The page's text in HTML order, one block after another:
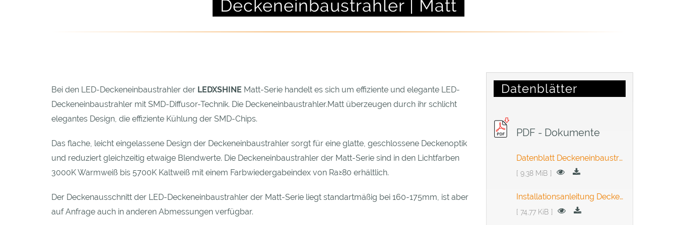
Deckeneinbaustrahler | Matt
Bei den LED-Deckeneinbaustrahler der LEDXSHINE Matt-Serie handelt es sich um effiziente und elegante LED-
Deckeneinbaustrahler mit SMD-Diffusor-Technik. Die Deckeneinbaustrahler.Matt überzeugen durch ihr schlicht
elegantes Design, die effiziente Kühlung der SMD-Chips.
Das flache, leicht eingelassene Design der Deckeneinbaustrahler sorgt für eine glatte, geschlossene Deckenoptik
und reduziert gleichzeitig etwaige Blendwerte. Die Deckeneinbaustrahler der Matt-Serie sind in den Lichtfarben
3000K Warmweiß bis 5700K Kaltweiß mit einem Farbwiedergabeindex von Ra≥80 erhältlich.
Der Deckenausschnitt der LED-Deckeneinbaustrahler der Matt-Serie liegt standartmäßig bei 160-175mm, ist aber
auf Anfrage auch in anderen Abmessungen verfügbar.
Datenblätter
PDF - Dokumente
Datenblatt Deckeneinbaustrahler | Matt
9,38 MiB
Installationsanleitung Deckeneinbaustrahler | Matt
74,77 KiB